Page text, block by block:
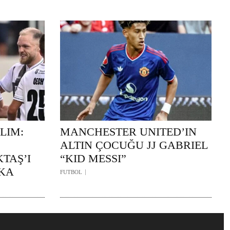
MANCHESTER UNITED’IN
ALTIN ÇOCUĞU JJ GABRIEL
“KID MESSI”
FUTBOL